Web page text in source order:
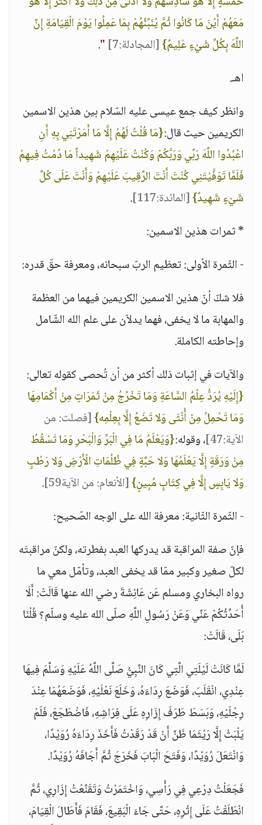
مَعَهُمْ أَيْنَ مَا كَانُوا ثُمَّ يُنَبِّئُهُمْ بِمَا عَمِلُوا يَوْمَ الْقِيَامَةِ إِنَّ
اللَّهَ بِكُلِّ شَيْءٍ عَلِيمٌ}[المجادلة:7] "
.
اهـ.
وانظر كيف جمع عيسى عليه السّلام بين هذين الاسمين
الكريمين حيث قال:{مَا قُلْتُ لَهُمْ إِلَّا مَا أَمَرْتَنِي بِهِ أَنِ
اعْبُدُوا اللَّهَ رَبِّي وَرَبَّكُمْ وَكُنْتُ عَلَيْهِمْ شَهِيداً مَا دُمْتُ فِيهِمْ
فَلَمَّا تَوَفَّيْتَنِي كُنْتَ أَنْتَ الرَّقِيبَ عَلَيْهِمْ وَأَنْتَ عَلَى كُلِّ
شَيْءٍ شَهِيدٌ}[المائدة:117]
.
* ثمرات هذين الاسمين:
- الثّمرة الأولى: تعظيم الربّ سبحانه، ومعرفة حقّ قدره:
فلا شكّ أنّ هذين الاسمين الكريمين فيهما من العظمة
والمهابة ما لا يخفى، فهما يدلاّن على علم الله الشّامل
وإحاطته الكاملة.
والآيات في إثبات ذلك أكثر من أن تُحصى كقوله تعالى:
{إِلَيْهِ يُرَدُّ عِلْمُ السَّاعَةِ وَمَا تَخْرُجُ مِنْ ثَمَرَاتٍ مِنْ أَكْمَامِهَا
وَمَا تَحْمِلُ مِنْ أُنْثَى وَلا تَضَعُ إِلَّا بِعِلْمِه}[فصلت: من
الآية:47]
، وقوله:{وَيَعْلَمُ مَا فِي الْبَرِّ وَالْبَحْرِ وَمَا تَسْقُطُ
مِنْ وَرَقَةٍ إِلَّا يَعْلَمُهَا وَلا حَبَّةٍ فِي ظُلُمَاتِ الْأَرْضِ وَلا رَطْبٍ
وَلا يَابِسٍ إِلَّا فِي كِتَابٍ مُبِينٍ}[الأنعام: من الآية59]
.
- الثّمرة الثّانية: معرفة الله على الوجه الصّحيح:
فإنّ صفة المراقبة قد يدركها العبد بفطرته، ولكنّ مراقبتَه
لكلّ صغير وكبير ممّا قد يخفى العبد، وتأمّل معي ما
رواه البخاري ومسلم عَن عَائِشَةَ رضي الله عنها قَالَتْ: أَلَا
أُحَدِّثُكُمْ عَنِّي وَعَنْ رَسُولِ اللَّهِ صلّى الله عليه وسلّم؟ قُلْنَا
بَلَى، قَالَتْ:
لَمَّا كَانَتْ لَيْلَتِي الَّتِي كَانَ النَّبِيُّ صَلَّى اللَّهُ عَلَيْهِ وَسَلَّمَ فِيهَا
عِنْدِي، انْقَلَبَ، فَوَضَعَ رِدَاءَهُ، وَخَلَعَ نَعْلَيْهِ، فَوَضَعَهُمَا عِنْدَ
رِجْلَيْهِ، وَبَسَطَ طَرَفَ إِزَارِهِ عَلَى فِرَاشِهِ، فَاضْطَجَعَ، فَلَمْ
يَلْبَثْ إِلَّا رَيْثَمَا ظَنَّ أَنْ قَدْ رَقَدْتُ فَأَخَذَ رِدَاءَهُ رُوَيْدًا،
وَانْتَعَلَ رُوَيْدًا، وَفَتَحَ الْبَابَ فَخَرَجَ ثُمَّ أَجَافَهُ رُوَيْدًا.
فَجَعَلْتُ دِرْعِي فِي رَأْسِي، وَاخْتَمَرْتُ وَتَقَنَّعْتُ إِزَارِي، ثُمَّ
انْطَلَقْتُ عَلَى إِثْرِهِ، حَتَّى جَاءَ الْبَقِيعَ، فَقَامَ فَأَطَالَ الْقِيَامَ،